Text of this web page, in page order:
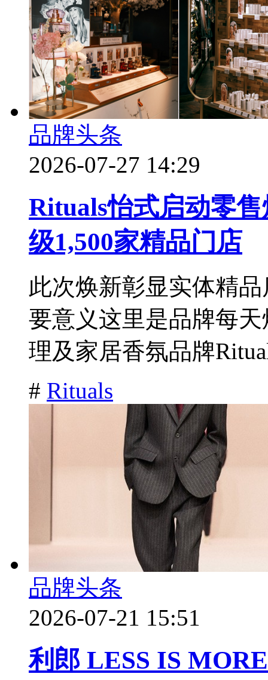
品牌头条
2026-07-27 14:29
Rituals怡式启动零
级1,500家精品门店
此次焕新彰显实体精
要意义这里是品牌每
理及家居香氛品牌
# Rituals
品牌头条
2026-07-21 15:51
利郎 LESS IS